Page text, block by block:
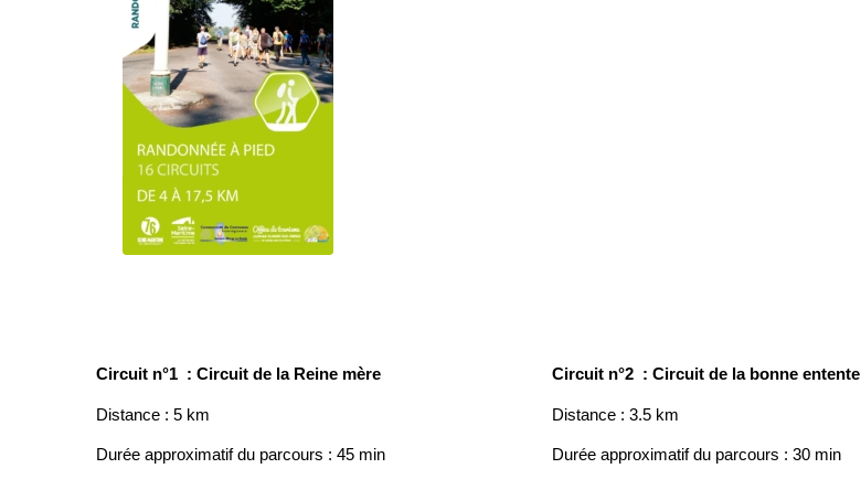
Circuit n°1 : Circuit de la Reine mère
Distance : 5 km
Durée approximatif du parcours : 45 min
Circuit n°2 : Circuit de la bonne entente
Distance : 3.5 km
Durée approximatif du parcours : 30 min